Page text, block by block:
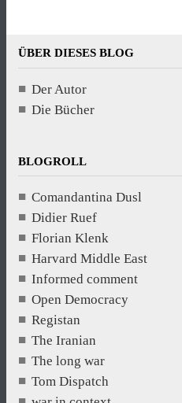
ÜBER DIESES BLOG
Der Autor
Die Bücher
BLOGROLL
Comandantina Dusl
Didier Ruef
Florian Klenk
Harvard Middle East
Informed comment
Open Democracy
Registan
The Iranian
The long war
Tom Dispatch